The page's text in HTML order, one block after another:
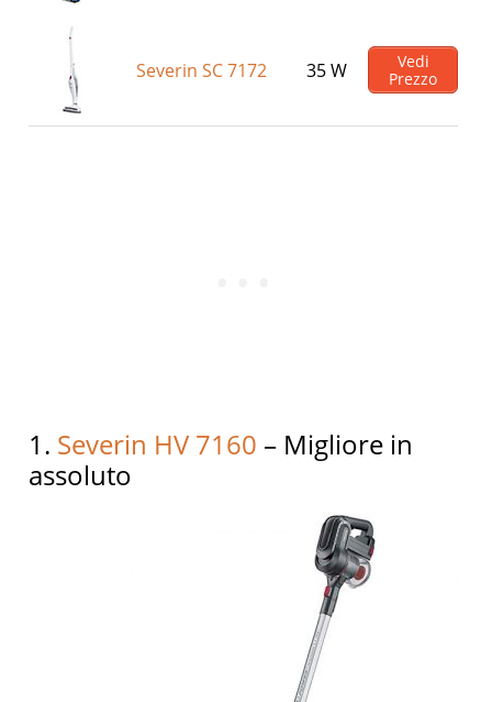
Severin SC 7172 35 W
Vedi
Prezzo
1. Severin HV 7160 – Migliore in
assoluto